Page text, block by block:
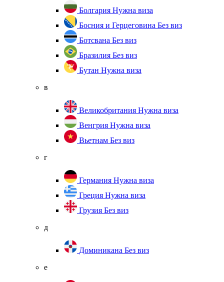
Болгария Нужна виза
Босния и Герцеговина Без виз
Ботсвана Без виз
Бразилия Без виз
Бутан Нужна виза
в
Великобритания Нужна виза
Венгрия Нужна виза
Вьетнам Без виз
г
Германия Нужна виза
Греция Нужна виза
Грузия Без виз
д
Доминикана Без виз
е